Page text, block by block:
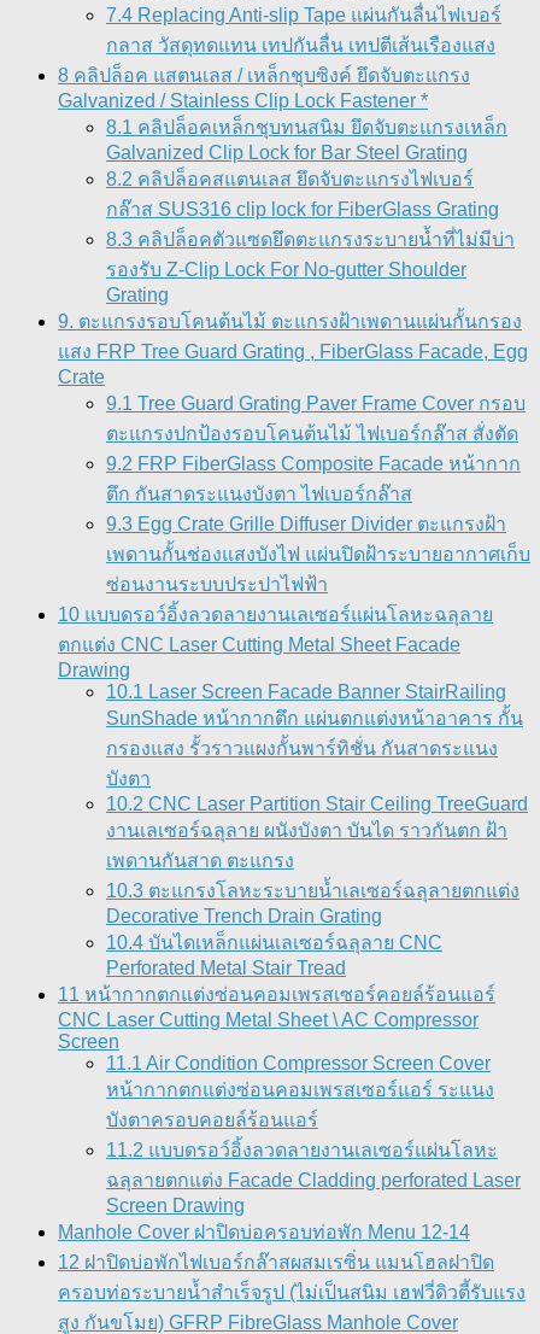
7.4 Replacing Anti-slip Tape แผ่นกันลื่นไฟเบอร์
กลาส วัสดุทดแทน เทปกันลื่น เทปตีเส้นเรืองแสง
8 คลิปล็อค แสตนเลส / เหล็กชุบซิงค์ ยึดจับตะแกรง
Galvanized / Stainless Clip Lock Fastener *
8.1 คลิปล็อคเหล็กชุบทนสนิม ยึดจับตะแกรงเหล็ก
Galvanized Clip Lock for Bar Steel Grating
8.2 คลิปล็อคสแตนเลส ยึดจับตะแกรงไฟเบอร์
กล๊าส SUS316 clip lock for FiberGlass Grating
8.3 คลิปล็อคตัวแซดยึดตะแกรงระบายน้ำที่ไม่มีบ่า
รองรับ Z-Clip Lock For No-gutter Shoulder
Grating
9. ตะแกรงรอบโคนต้นไม้ ตะแกรงฝ้าเพดานแผ่นกั้นกรอง
แสง FRP Tree Guard Grating , FiberGlass Facade, Egg
Crate
9.1 Tree Guard Grating Paver Frame Cover กรอบ
ตะแกรงปกป้องรอบโคนต้นไม้ ไฟเบอร์กล๊าส สั่งตัด
9.2 FRP FiberGlass Composite Facade หน้ากาก
ตึก กันสาดระแนงบังตา ไฟเบอร์กล๊าส
9.3 Egg Crate Grille Diffuser Divider ตะแกรงฝ้า
เพดานกั้นช่องแสงบังไฟ แผ่นปิดฝ้าระบายอากาศเก็บ
ซ่อนงานระบบประปาไฟฟ้า
10 แบบดรอว์อิ้งลวดลายงานเลเซอร์แผ่นโลหะฉลุลาย
ตกแต่ง CNC Laser Cutting Metal Sheet Facade
Drawing
10.1 Laser Screen Facade Banner StairRailing
SunShade หน้ากากตึก แผ่นตกแต่งหน้าอาคาร กั้น
กรองแสง รั้วราวแผงกั้นพาร์ทิชั่น กันสาดระแนง
บังตา
10.2 CNC Laser Partition Stair Ceiling TreeGuard
งานเลเซอร์ฉลุลาย ผนังบังตา บันได ราวกันตก ฝ้า
เพดานกันสาด ตะแกรง
10.3 ตะแกรงโลหะระบายน้ำเลเซอร์ฉลุลายตกแต่ง
Decorative Trench Drain Grating
10.4 บันไดเหล็กแผ่นเลเซอร์ฉลุลาย CNC
Perforated Metal Stair Tread
11 หน้ากากตกแต่งซ่อนคอมเพรสเซอร์คอยล์ร้อนแอร์
CNC Laser Cutting Metal Sheet \ AC Compressor
Screen
11.1 Air Condition Compressor Screen Cover
หน้ากากตกแต่งซ่อนคอมเพรสเซอร์แอร์ ระแนง
บังตาครอบคอยล์ร้อนแอร์
11.2 แบบดรอว์อิ้งลวดลายงานเลเซอร์แผ่นโลหะ
ฉลุลายตกแต่ง Facade Cladding perforated Laser
Screen Drawing
Manhole Cover ฝาปิดบ่อครอบท่อพัก Menu 12-14
12 ฝาปิดบ่อพักไฟเบอร์กล๊าสผสมเรซิ่น แมนโฮลฝาปิด
ครอบท่อระบายน้ำสำเร็จรูป (ไม่เป็นสนิม เฮฟวี่ดิวตี้รับแรง
สูง กันขโมย) GFRP FibreGlass Manhole Cover